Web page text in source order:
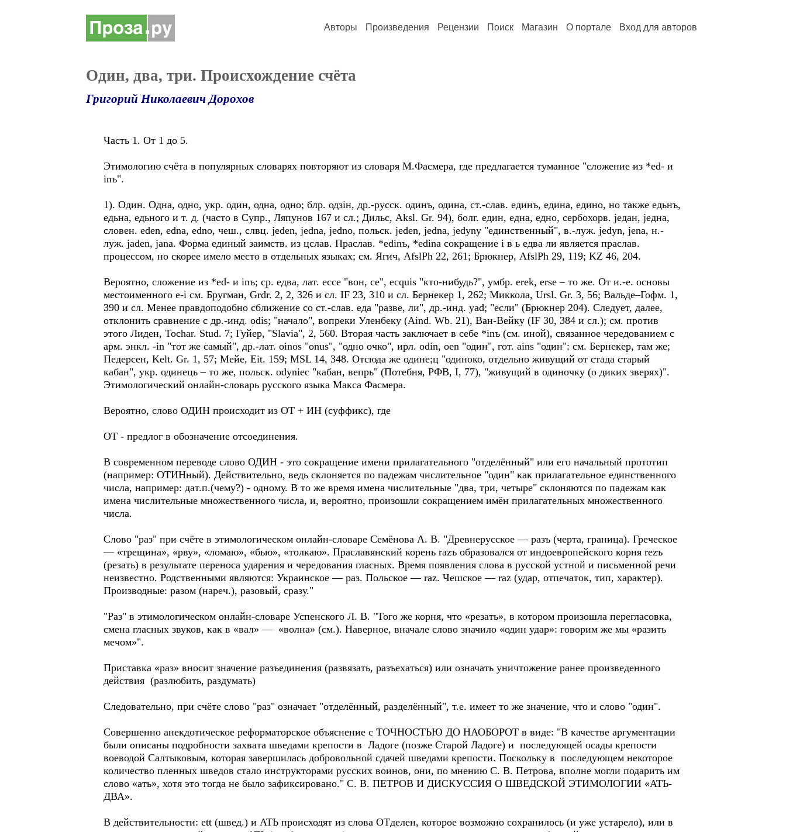
Авторы Произведения Рецензии Поиск Магазин О портале Вход для авторов
Один, два, три. Происхождение счёта
Григорий Николаевич Дорохов
Часть 1. От 1 до 5.
Этимологию счёта в популярных словарях повторяют из словаря М.Фасмера, где предлагается туманное "сложение из *еd- и
inъ".
1). Один. Одна, одно, укр. один, одна, одно; блр. одзiн, др.-русск. одинъ, одина, ст.-слав. единъ, едина, едино, но также едьнъ,
едьна, едьного и т. д. (часто в Супр., Ляпунов 167 и сл.; Дильс, Aksl. Gr. 94), болг. един, една, едно, сербохорв. jедан, jедна,
словен. edеn, edna, edno, чеш., слвц. jeden, jedna, jedno, польск. jeden, jedna, jedyny "единственный", в.-луж. jedyn, jеnа, н.-
луж. jaden, jаnа. Форма единый заимств. из цслав. Праслав. *edinъ, *edina сокращение i в ь едва ли является праслав.
процессом, но скорее имело место в отдельных языках; см. Ягич, AfslPh 22, 261; Брюкнер, AfslPh 29, 119; KZ 46, 204.
Вероятно, сложение из *еd- и inъ; ср. едва, лат. ессе "вон, се", ecquis "кто-нибудь?", умбр. еrеk, erse – то же. От и.-е. основы
местоименного е-i см. Бругман, Grdr. 2, 2, 326 и сл. IF 23, 310 и сл. Бернекер 1, 262; Миккола, Ursl. Gr. 3, 56; Вальде–Гофм. 1,
390 и сл. Менее правдоподобно сближение со ст.-слав. еда "разве, ли", др.-инд. уаd; "если" (Брюкнер 204). Следует, далее,
отклонить сравнение с др.-инд. odis; "начало", вопреки Уленбеку (Aind. Wb. 21), Ван-Вейку (IF 30, 384 и сл.); см. против
этого Лиден, Тосhаr. Stud. 7; Гуйер, "Slavia", 2, 560. Вторая часть заключает в себе *inъ (см. иной), связанное чередованием с
арм. энкл. -in "тот же самый", др.-лат. оinоs "onus", "одно очко", ирл. odin, оеn "один", гот. ains "один": см. Бернекер, там же;
Педерсен, Kelt. Gr. 1, 57; Мейе, Eit. 159; МSL 14, 348. Отсюда же одине;ц "одиноко, отдельно живущий от стада старый
кабан", укр. одинець – то же, польск. оdуniес "кабан, вепрь" (Потебня, РФВ, I, 77), "живущий в одиночку (о диких зверях)".
Этимологический онлайн-словарь русского языка Макса Фасмера.
Вероятно, слово ОДИН происходит из ОТ + ИН (суффикс), где
ОТ - предлог в обозначение отсоединения.
В современном переводе слово ОДИН - это сокращение имени прилагательного "отделённый" или его начальный прототип
(например: ОТИНный). Действительно, ведь склоняется по падежам числительное "один" как прилагательное единственного
числа, например: дат.п.(чему?) - одному. В то же время имена числительные "два, три, четыре" склоняются по падежам как
имена числительные множественного числа, и, вероятно, произошли сокращением имён прилагательных множественного
числа.
Слово "раз" при счёте в этимологическом онлайн-словаре Семёнова А. В. "Древнерусское — разъ (черта, граница). Греческое
— «трещина», «рву», «ломаю», «бью», «толкаю». Праславянский корень razъ образовался от индоевропейского корня rezъ
(резать) в результате переноса ударения и чередования гласных. Время появления слова в русской устной и письменной речи
неизвестно. Родственными являются: Украинское — раз. Польское — raz. Чешское — raz (удар, отпечаток, тип, характер).
Производные: разом (нареч.), разовый, сразу."
"Раз" в этимологическом онлайн-словаре Успенского Л. В. "Того же корня, что «резать», в котором произошла перегласовка,
смена гласных звуков, как в «вал» — «волна» (см.). Наверное, вначале слово значило «один удар»: говорим же мы «разить
мечом»".
Приставка «раз» вносит значение разъединения (развязать, разъехаться) или означать уничтожение ранее произведенного
действия (разлюбить, раздумать)
Следовательно, при счёте слово "раз" означает "отделённый, разделённый", т.е. имеет то же значение, что и слово "один".
Совершенно анекдотическое реформаторское объяснение с ТОЧНОСТЬЮ ДО НАОБОРОТ в виде: "В качестве аргументации
были описаны подробности захвата шведами крепости в Ладоге (позже Старой Ладоге) и последующей осады крепости
воеводой Салтыковым, которая завершилась добровольной сдачей шведами крепости. Поскольку в последующем некоторое
количество пленных шведов стало инструкторами русских воинов, они, по мнению С. В. Петрова, вполне могли подарить им
слово «ать», хотя это тогда не было зафиксировано." С. В. ПЕТРОВ И ДИСКУССИЯ О ШВЕДСКОЙ ЭТИМОЛОГИИ «АТЬ-
ДВА».
В действительности: ett (швед.) и АТЬ происходят из слова ОТделен, которое возможно сохранилось (и уже устарело), или в